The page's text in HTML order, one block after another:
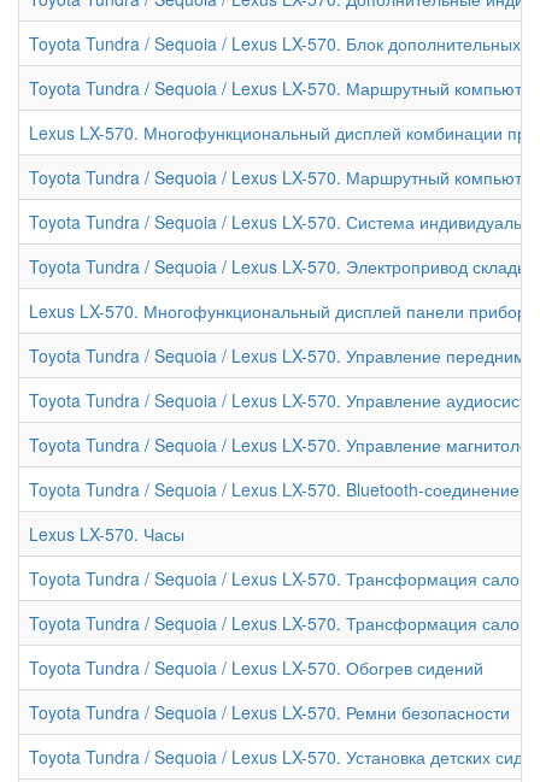
Toyota Tundra / Sequoia / Lexus LX-570. Блок дополнительных
Toyota Tundra / Sequoia / Lexus LX-570. Маршрутный компьютер
Lexus LX-570. Многофункциональный дисплей комбинации
Toyota Tundra / Sequoia / Lexus LX-570. Маршрутный компьютер
Toyota Tundra / Sequoia / Lexus LX-570. Система
Toyota Tundra / Sequoia / Lexus LX-570. Электропривод
Lexus LX-570. Многофункциональный дисплей панели
Toyota Tundra / Sequoia / Lexus LX-570. Управление передним
Toyota Tundra / Sequoia / Lexus LX-570. Управление
Toyota Tundra / Sequoia / Lexus LX-570. Управление
Toyota Tundra / Sequoia / Lexus LX-570. Bluetooth-соединение
Lexus LX-570. Часы
Toyota Tundra / Sequoia / Lexus LX-570. Трансформация салона
Toyota Tundra / Sequoia / Lexus LX-570. Трансформация салона
Toyota Tundra / Sequoia / Lexus LX-570. Обогрев сидений
Toyota Tundra / Sequoia / Lexus LX-570. Ремни безопасности
Toyota Tundra / Sequoia / Lexus LX-570. Установка детских